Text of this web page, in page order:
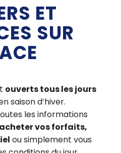
ET
SUR
ouverts tous les jours
saison d’hiver.
les informations
acheter vos forfaits,
ou simplement vous